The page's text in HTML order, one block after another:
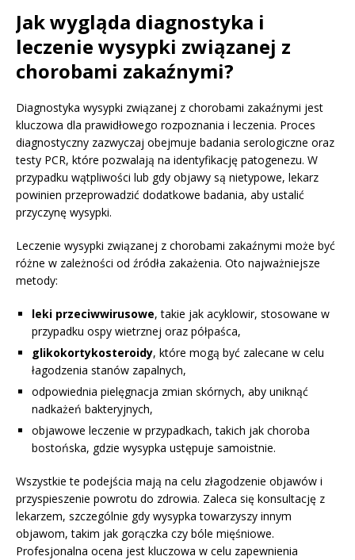
Jak wygląda diagnostyka i
leczenie wysypki związanej z
chorobami zakaźnymi?
Diagnostyka wysypki związanej z chorobami zakaźnymi jest
kluczowa dla prawidłowego rozpoznania i leczenia. Proces
diagnostyczny zazwyczaj obejmuje badania serologiczne oraz
testy PCR, które pozwalają na identyfikację patogenezu. W
przypadku wątpliwości lub gdy objawy są nietypowe, lekarz
powinien przeprowadzić dodatkowe badania, aby ustalić
przyczynę wysypki.
Leczenie wysypki związanej z chorobami zakaźnymi może być
różne w zależności od źródła zakażenia. Oto najważniejsze
metody:
leki przeciwwirusowe, takie jak acyklowir, stosowane w
przypadku ospy wietrznej oraz półpaśca,
glikokortykosteroidy, które mogą być zalecane w celu
łagodzenia stanów zapalnych,
odpowiednia pielęgnacja zmian skórnych, aby uniknąć
nadkażeń bakteryjnych,
objawowe leczenie w przypadkach, takich jak choroba
bostońska, gdzie wysypka ustępuje samoistnie.
Wszystkie te podejścia mają na celu złagodzenie objawów i
przyspieszenie powrotu do zdrowia. Zaleca się konsultację z
lekarzem, szczególnie gdy wysypka towarzyszy innym
objawom, takim jak gorączka czy bóle mięśniowe.
Profesjonalna ocena jest kluczowa w celu zapewnienia